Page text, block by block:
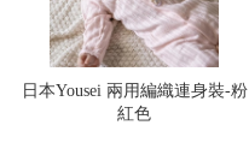
日本Yousei 兩用編織連身裝-粉
紅色